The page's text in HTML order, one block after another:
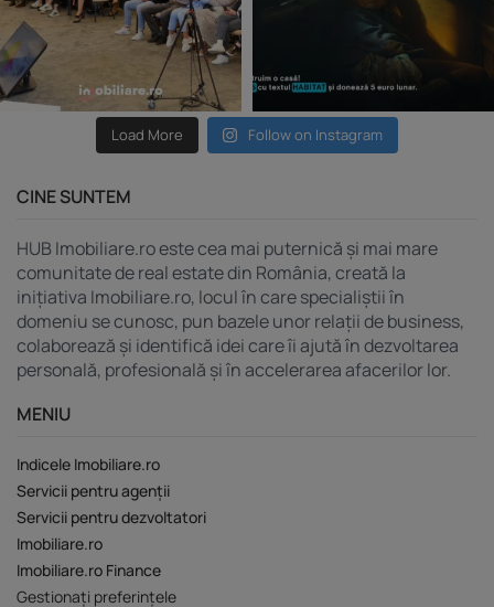
Load More Follow on Instagram
CINE SUNTEM
HUB Imobiliare.ro este cea mai puternică și mai mare
comunitate de real estate din România, creată la
inițiativa Imobiliare.ro, locul în care specialiștii în
domeniu se cunosc, pun bazele unor relații de business,
colaborează și identifică idei care îi ajută în dezvoltarea
personală, profesională și în accelerarea afacerilor lor.
MENIU
Indicele Imobiliare.ro
Servicii pentru agenții
Servicii pentru dezvoltatori
Imobiliare.ro
Imobiliare.ro Finance
Gestionați preferințele